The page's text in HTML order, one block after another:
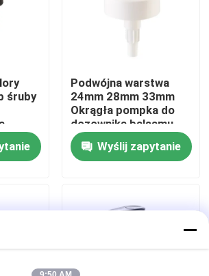
nami
śruby
Podwójna warstwa
24mm 28mm 33mm
Okrągła pompka do
dozownika balsamu
Akceptuje
niestandardowy kolor
wtrysku
Wyślij zapytanie